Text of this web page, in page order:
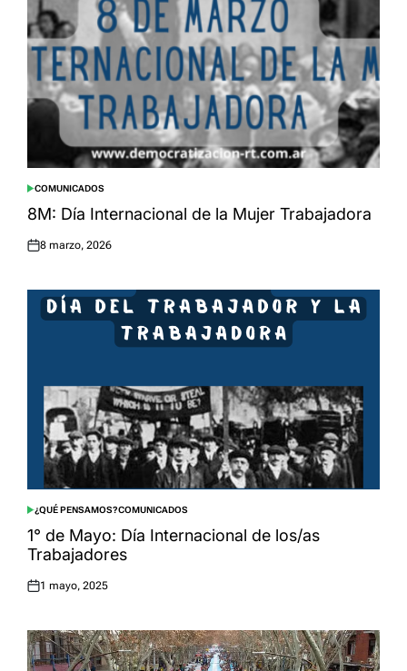
POSTED
IN
COMUNICADOS
8M: Día Internacional de la Mujer Trabajadora
Posted
8 marzo, 2026
POSTED
IN
¿QUÉ PENSAMOS?COMUNICADOS
1° de Mayo: Día Internacional de los/as
Trabajadores
Posted
1 mayo, 2025